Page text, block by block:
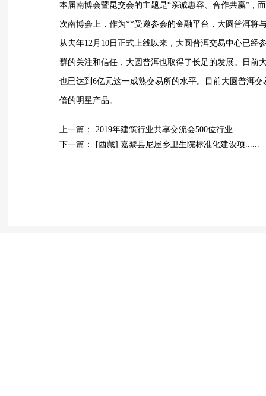
本届南博会暨昆交会的主题是“亲诚惠容、合作共赢”，
次南博会上，作为**受邀参会的金融平台，大圆普洱将
从去年12月10日正式上线以来，大圆普洱交易中心已
群的关注和信任，大圆普洱也取得了长足的发展。日前
也已达到6亿元这一成熟交易所的水平。目前大圆普洱
倍的明星产品。
上一篇：
2019年建筑行业共享交流会500位行业......
下一篇：
[西藏] 嘉黎县尼屋乡卫生院标准化建设项......